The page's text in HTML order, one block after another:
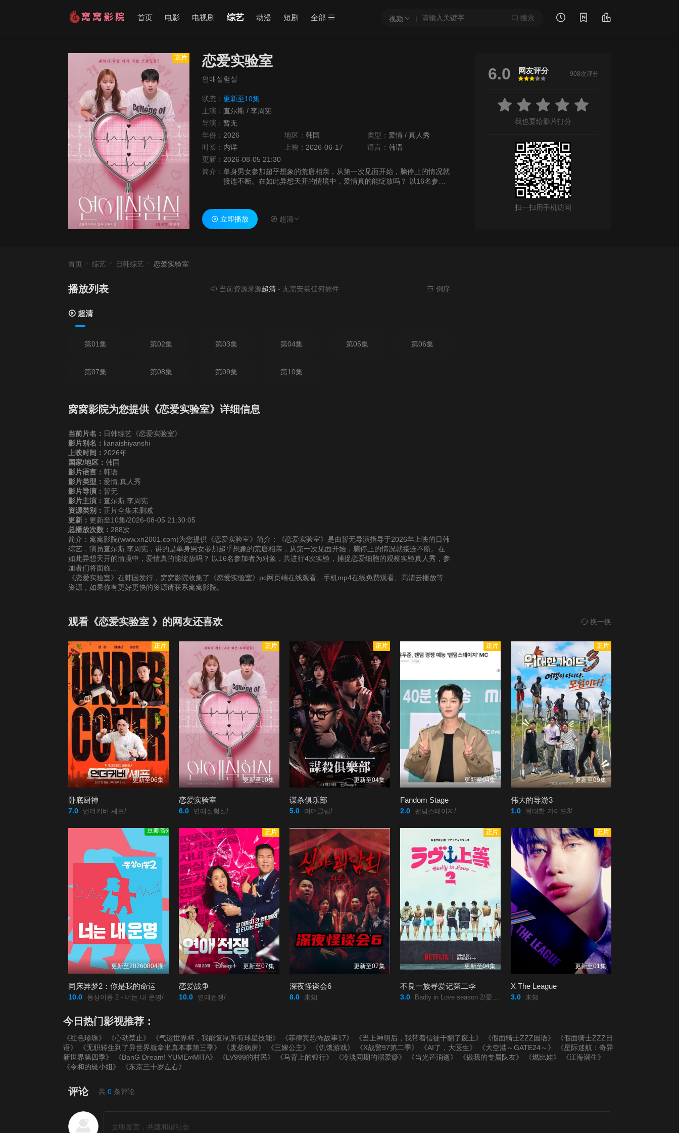
视频 搜索
首页 电影 电视剧 综艺 动漫 短剧 全部
正片 恋爱实验室
연애실험실
状态： 更新至10集
主演： 查尔斯 / 李周宪
导演： 暂无
年份： 2026 地区：韩国 类型： 爱情 / 真人秀
时长： 内详 上映： 2026-06-17 语言： 韩语
更新： 2026-08-05 21:30
简介： 单身男女参加超乎想象的荒唐相亲，从第一次见面开始，脑停止的情况就
接连不断。在如此异想天开的情境中，爱情真的能绽放吗？ 以16名参加
立即播放 超清
6.0 网友评分
很差
较差还行推荐力荐
908次评分
我也要给影片打分
扫一扫用手机访问
首页 综艺 日韩综艺 恋爱实验室
播放列表 当前资源来源超清- 无需安装任何插件 倒序
超清
第01集 第02集 第03集 第04集 第05集 第06集
第07集 第08集 第09集 第10集
窝窝影院为您提供《恋爱实验室》详细信息
当前片名： 日韩综艺《恋爱实验室》
影片别名： lianaishiyanshi
上映时间： 2026年
国家/地区： 韩国
影片语言： 韩语
影片类型： 爱情,真人秀
影片导演： 暂无
影片主演： 查尔斯,李周宪
资源类别： 正片全集未删减
更新： 更新至10集/2026-08-05 21:30:05
总播放次数： 288次
简介：窝窝影院(www.xn2001.com)为您提供《恋爱实验室》简介：《恋爱实验室》是由暂无导演指导于2026年上映的日韩
综艺，演员查尔斯,李周宪，讲的是单身男女参加超乎想象的荒唐相亲，从第一次见面开始，脑停止的情况就接连不断。在
如此异想天开的情境中，爱情真的能绽放吗？ 以16名参加者为对象，共进行4次实验，捕捉恋爱细胞的观察实验真人秀，参
加者们将面临...
《恋爱实验室》在韩国发行，窝窝影院收集了《恋爱实验室》pc网页端在线观看、手机mp4在线免费观看、高清云播放等
资源，如果你有更好更快的资源请联系窝窝影院。
观看《恋爱实验室 》的网友还喜欢 换一换
正片
更新至06集
卧底厨神
7.0 언더커버 셰프/
正片
更新至10集
恋爱实验室
6.0 연애실험실/
正片
更新至04集
谋杀俱乐部
5.0 머더클럽/
正片
更新至04集
Fandom Stage
2.0 팬덤스테이지/
正片
更新至09集
伟大的导游3
1.0 위대한 가이드3/
豆瓣高分
更新至20260804期
同床异梦2：你是我的命运
10.0 동상이몽 2 - 너는 내 운명/
正片
更新至07集
恋爱战争
10.0 연애전쟁/
更新至07集
深夜怪谈会6
8.0 未知
正片
更新至04集
不良一族寻爱记第二季
3.0 Badly in Love season 2/爱情万岁/第二季/
正片
更新至01集
X The League
3.0 未知
今日热门影视推荐：
《红色珍珠》 《心动禁止》 《气运世界杯，我能复制所有球星技能》 《菲律宾恐怖故事17》 《当上神明后，我带着信徒干翻了废土》 《假面骑士ZZZ国语》
《假面骑士ZZZ日
语》
《无职转生到了异世界就拿出真本事第三季》 《废柴病房》 《三嫁公主》 《饥饿游戏》 《X战警97第二季》 《AI了，大医生》 《大空港～GATE24～》
《星际迷航：奇异
新世界第四季》
《BanG Dream! YUME∞MITA》 《LV999的村民》 《马背上的银行》 《冷淡同期的溺爱癖》 《当光芒消逝》 《做我的专属队友》 《燃比娃》
《江海潮生》
《令和的斑小姐》
《东京三十岁左右》
评论 共 0条评论